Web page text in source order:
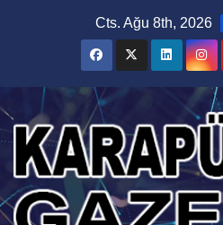
Cts. Ağu 8th, 2026